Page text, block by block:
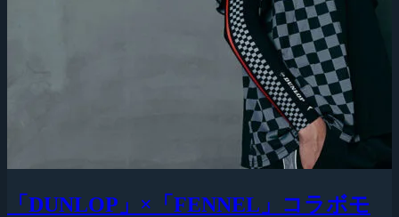
「DUNLOP」×「FENNEL」コラボモ